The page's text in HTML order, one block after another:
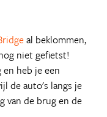
al beklommen,
niet gefietst!
heb je een
de auto's langs je
van de brug en de